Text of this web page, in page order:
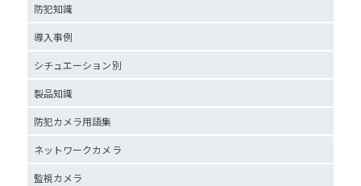
防犯知識
導入事例
シチュエーション別
製品知識
防犯カメラ用語集
ネットワークカメラ
監視カメラ